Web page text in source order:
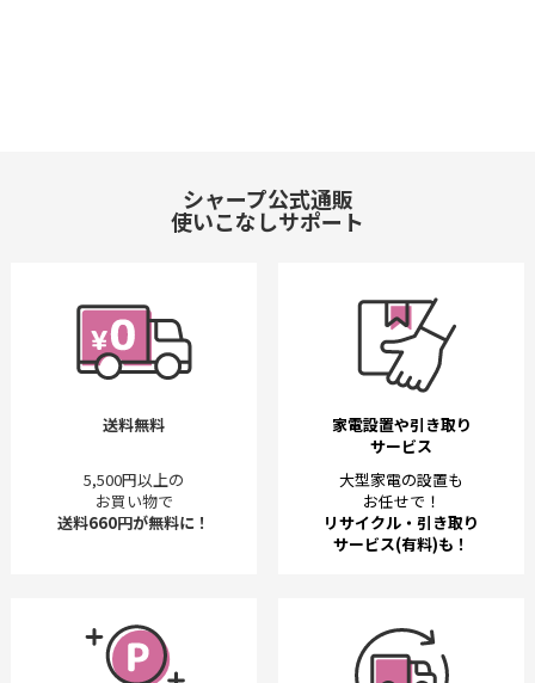
シャープ公式通販
使いこなしサポート
送料無料
5,500円以上の
お買い物で
送料660円が無料に！
家電設置や引き取り
サービス
大型家電の設置も
お任せで！
リサイクル・引き取り
サービス(有料)も！